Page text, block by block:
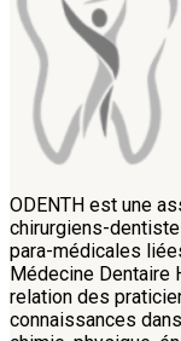
ODENTH est une
chirurgiens-
para-médicales
Médecine Dentaire
relation des
connaissances